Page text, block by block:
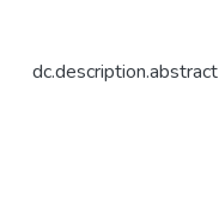
dc.description.abstract